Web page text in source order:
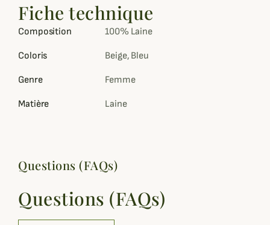
Fiche technique
Composition 100% Laine
Coloris Beige, Bleu
Genre Femme
Matière Laine
Questions (FAQs)
Questions (FAQs)